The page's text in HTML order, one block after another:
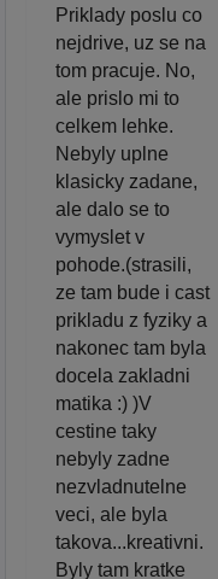
Priklady poslu co
nejdrive, uz se na
tom pracuje. No,
ale prislo mi to
celkem lehke.
Nebyly uplne
klasicky zadane,
ale dalo se to
vymyslet v
pohode.(strasili,
ze tam bude i cast
prikladu z fyziky a
nakonec tam byla
docela zakladni
matika :) )V
cestine taky
nebyly zadne
nezvladnutelne
veci, ale byla
takova...kreativni.
Byly tam kratke